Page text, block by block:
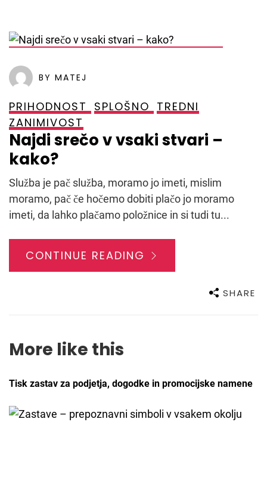
BY MATEJ
PRIHODNOST SPLOŠNO TREDNI
ZANIMIVOST
Najdi srečo v vsaki stvari –
kako?
Služba je pač služba, moramo jo imeti, mislim
moramo, pač če hočemo dobiti plačo jo moramo
imeti, da lahko plačamo položnice in si tudi tu...
CONTINUE READING
SHARE
More like this
Tisk zastav za podjetja, dogodke in promocijske namene